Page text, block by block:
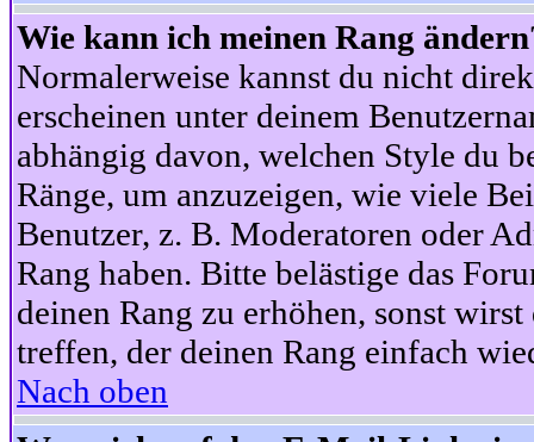
Wie kann ich meinen Rang
Normalerweise kannst du nicht
erscheinen unter deinem
abhängig davon, welchen Style du
Ränge, um anzuzeigen, wie viele
Benutzer, z. B. Moderatoren oder
Rang haben. Bitte belästige das
deinen Rang zu erhöhen, sonst
treffen, der deinen Rang einfach
Nach oben